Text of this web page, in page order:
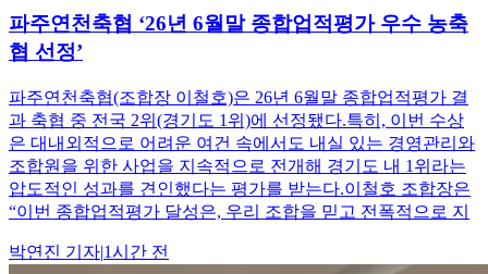
파주연천축협 ‘26년 6월말 종합업적평가 우수 농축
협 선정’
파주연천축협(조합장 이철호)은 26년 6월말 종합업적평가 결
과 축협 중 전국 2위(경기도 1위)에 선정됐다.특히, 이번 수상
은 대내외적으로 어려운 여건 속에서도 내실 있는 경영관리와
조합원을 위한 사업을 지속적으로 전개해 경기도 내 1위라는
압도적인 성과를 견인했다는 평가를 받는다.이철호 조합장은
“이번 종합업적평가 달성은, 우리 조합을 믿고 전폭적으로 지
박연진 기자|1시간 전